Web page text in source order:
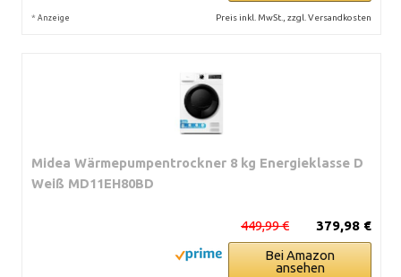
* Anzeige Preis inkl. MwSt., zzgl. Versandkosten
Midea Wärmepumpentrockner 8 kg Energieklasse D
Weiß MD11EH80BD
379,98 €
449,99 €
Bei Amazon
ansehen